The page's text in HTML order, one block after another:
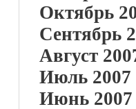
Октябрь
Сентябрь
Август
Июль 2007
Июнь 2007